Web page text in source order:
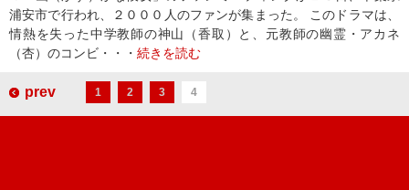
浦安市で行われ、２０００人のファンが集まった。 このドラマは、
情熱を失った中学教師の神山（香取）と、元教師の幽霊・アカネ
（杏）のコンビ・・・ 続きを読む
prev 1 2 3 4